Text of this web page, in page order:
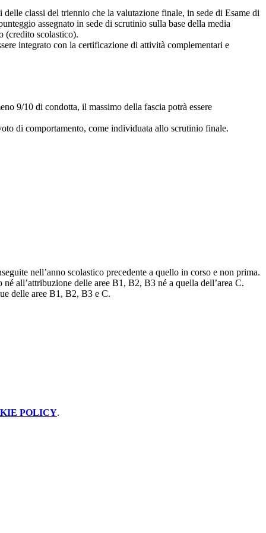
delle classi del triennio che la valutazione finale, in sede di Esame di
assegnato in sede di scrutinio sulla base della media
(credito scolastico).
integrato con la certificazione di attività complementari e
9/10 di condotta, il massimo della fascia potrà essere
di comportamento, come individuata allo scrutinio finale.
nell’anno scolastico precedente a quello in corso e non prima.
all’attribuzione delle aree B1, B2, B3 né a quella dell’area C.
delle aree B1, B2, B3 e C.
POLICY.